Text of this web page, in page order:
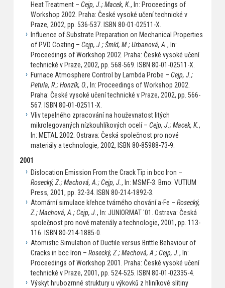
Heat Treatment – Cejp, J.; Macek, K., In: Proceedings of
Workshop 2002. Praha: České vysoké učení technické v
Praze, 2002, pp. 536-537. ISBN 80-01-02511-X.
Influence of Substrate Preparation on Mechanical Properties
of PVD Coating – Cejp, J.; Šmíd, M.; Urbanová, A., In:
Proceedings of Workshop 2002. Praha: České vysoké učení
technické v Praze, 2002, pp. 568-569. ISBN 80-01-02511-X.
Furnace Atmosphere Control by Lambda Probe – Cejp, J.;
Petula, R.; Honzík, O., In: Proceedings of Workshop 2002.
Praha: České vysoké učení technické v Praze, 2002, pp. 566-
567. ISBN 80-01-02511-X.
Vliv tepelného zpracování na houževnatost litých
mikrolegovaných nízkouhlíkových ocelí – Cejp, J.; Macek, K.,
In: METAL 2002. Ostrava: Česká společnost pro nové
materiály a technologie, 2002, ISBN 80-85988-73-9.
2001
Dislocation Emission From the Crack Tip in bcc Iron –
Rosecký, Z.; Machová, A.; Cejp, J., In: MSMF-3. Brno: VUTIUM
Press, 2001, pp. 32-34. ISBN 80-214-1892-3.
Atomární simulace křehce tvárného chování a-Fe – Rosecký,
Z.; Machová, A.; Cejp, J., In: JUNIORMAT '01. Ostrava: Česká
společnost pro nové materiály a technologie, 2001, pp. 113-
116. ISBN 80-214-1885-0.
Atomistic Simulation of Ductile versus Brittle Behaviour of
Cracks in bcc Iron – Rosecký, Z.; Machová, A.; Cejp, J., In:
Proceedings of Workshop 2001. Praha: České vysoké učení
technické v Praze, 2001, pp. 524-525. ISBN 80-01-02335-4.
Výskyt hrubozrnné struktury u výkovků z hliníkové slitiny